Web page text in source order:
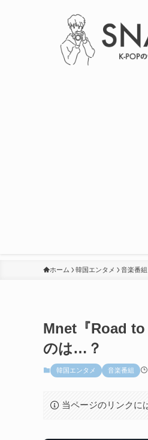
ホーム 韓国エンタメ 音楽番組
Mnet『Road
のは…？
韓国エンタメ 音楽番組
当ページのリンクに